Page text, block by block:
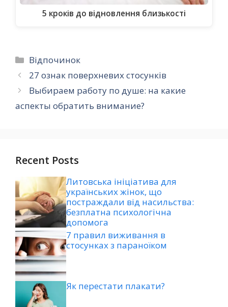
5 кроків до відновлення близькості
Категорії
Відпочинок
27 ознак поверхневих стосунків
Выбираем работу по душе: на какие
аспекты обратить внимание?
Recent Posts
Литовська ініціатива для
українських жінок, що
постраждали від насильства:
безплатна психологічна
допомога
7 правил виживання в
стосунках з параноїком
Як перестати плакати?